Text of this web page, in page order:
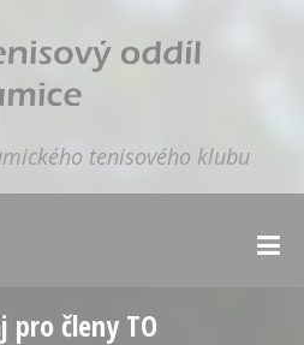
tenisového klubu
pro členy TO